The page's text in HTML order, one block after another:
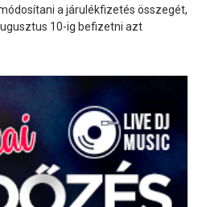
a járulékfizetés összegét,
10-ig befizetni azt